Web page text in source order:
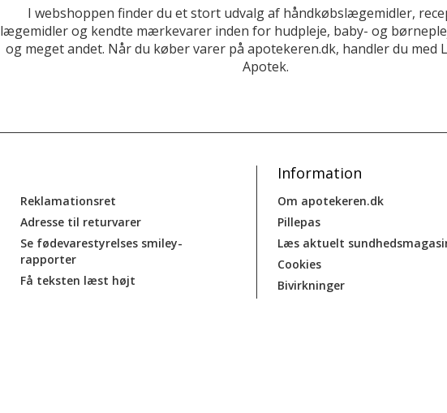
I webshoppen finder du et stort udvalg af håndkøbslægemidler,
lægemidler og kendte mærkevarer inden for hudpleje, baby- og
og meget andet. Når du køber varer på apotekeren.dk, handler du med
Apotek.
Reklamationsret
Adresse til returvarer
Se fødevarestyrelses smiley-
rapporter
Få teksten læst højt
Information
Om apotekeren.dk
Pillepas
Læs aktuelt
Cookies
Bivirkninger